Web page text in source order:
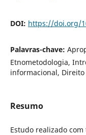
DOI: https://doi.org/
Palavras-chave:
Etnometodologia,
informacional,
Resumo
Estudo realizado